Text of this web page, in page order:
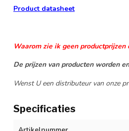
Product datasheet
Waarom zie ik geen productprijzen
De prijzen van producten worden
Wenst U een distributeur van onze
Specificaties